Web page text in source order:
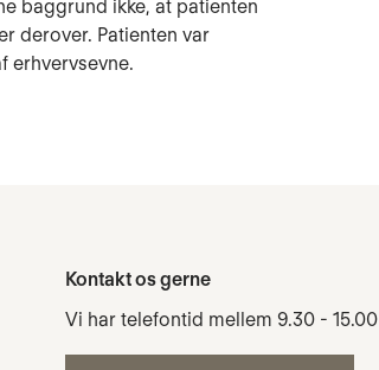
baggrund ikke, at patienten
derover. Patienten var
erhvervsevne.
Kontakt os gerne
Vi har telefontid mellem 9.30 - 15.00